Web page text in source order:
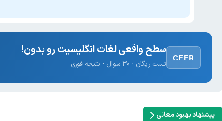
CEFR
سطح واقعی لغات انگلیسیت رو بدون!
تست رایگان · ۳۰ سوال · نتیجه فوری
پیشنهاد بهبود معانی